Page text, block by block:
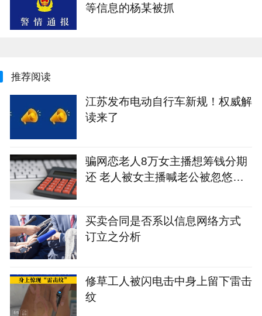
等信息的杨某被抓
推荐阅读
江苏发布电动自行车新规！权威解
读来了
骗网恋老人8万女主播想筹钱分期
还 老人被女主播喊老公被忽悠打
买卖合同是否系以信息网络方式
订立之分析
修草工人被闪电击中身上留下雷击
纹